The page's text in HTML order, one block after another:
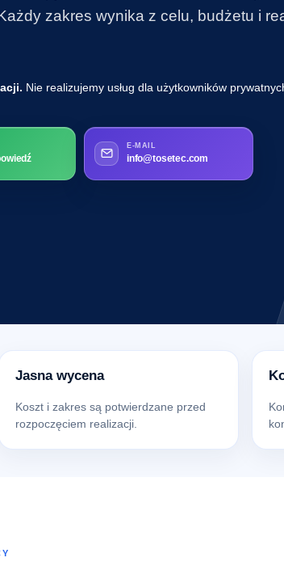
zakres wynika z celu, budżetu i
Nie realizujemy usług dla użytkowników
E-MAIL
info@tosetec.com
Jasna wycena
Koszt i zakres są potwierdzane przed
rozpoczęciem realizacji.